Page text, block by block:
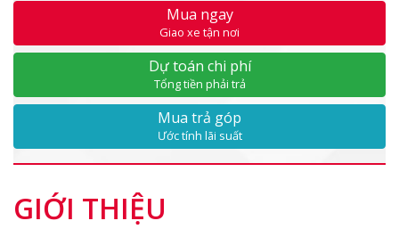
Mua ngay
Giao xe tận nơi
Dự toán chi phí
Tổng tiền phải trả
Mua trả góp
Ước tính lãi suất
GIỚI THIỆU